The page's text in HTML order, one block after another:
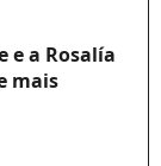
e a Rosalía
mais